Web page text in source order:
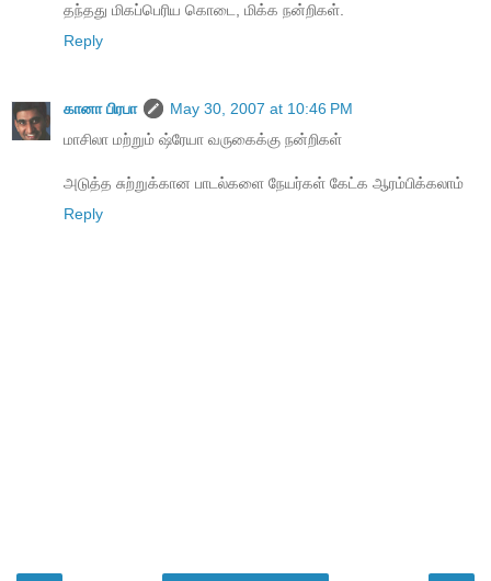
தந்தது மிகப்பெரிய கொடை, மிக்க நன்றிகள்.
Reply
கானா பிரபா
May 30, 2007 at 10:46 PM
மாசிலா மற்றும் ஷ்ரேயா வருகைக்கு நன்றிகள்
அடுத்த சுற்றுக்கான பாடல்களை நேயர்கள் கேட்க ஆரம்பிக்கலாம்
Reply